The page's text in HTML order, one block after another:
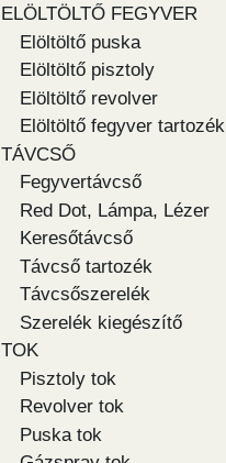
ELÖLTÖLTŐ FEGYVER
Elöltöltő puska
Elöltöltő pisztoly
Elöltöltő revolver
Elöltöltő fegyver tartozék
TÁVCSŐ
Fegyvertávcső
Red Dot, Lámpa, Lézer
Keresőtávcső
Távcső tartozék
Távcsőszerelék
Szerelék kiegészítő
TOK
Pisztoly tok
Revolver tok
Puska tok